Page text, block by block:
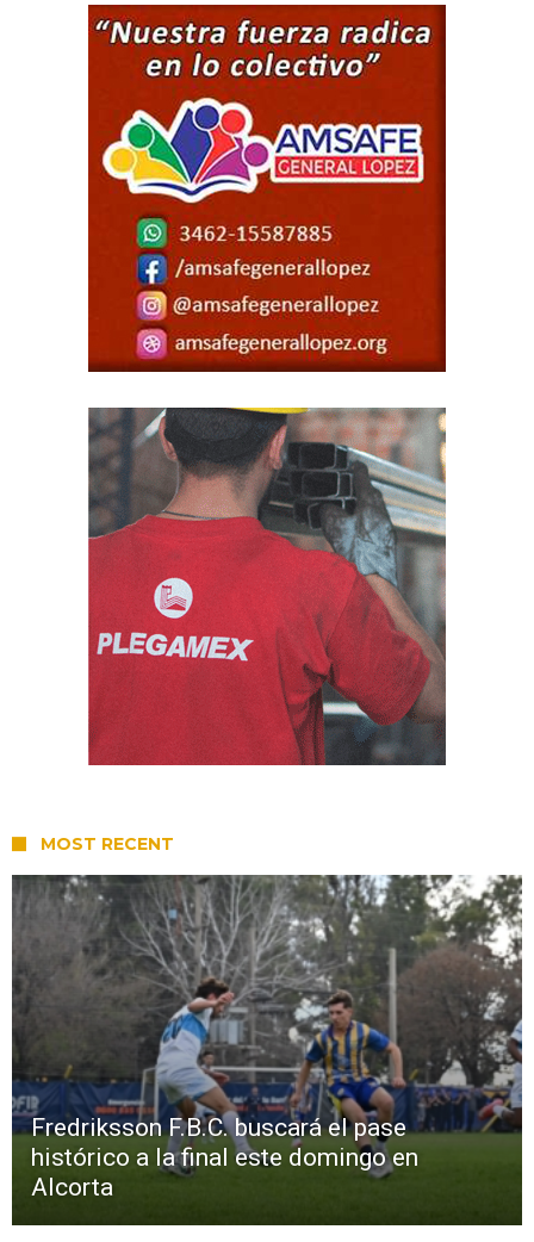
MOST RECENT
Fredriksson F.B.C. buscará el pase
histórico a la final este domingo en
Alcorta